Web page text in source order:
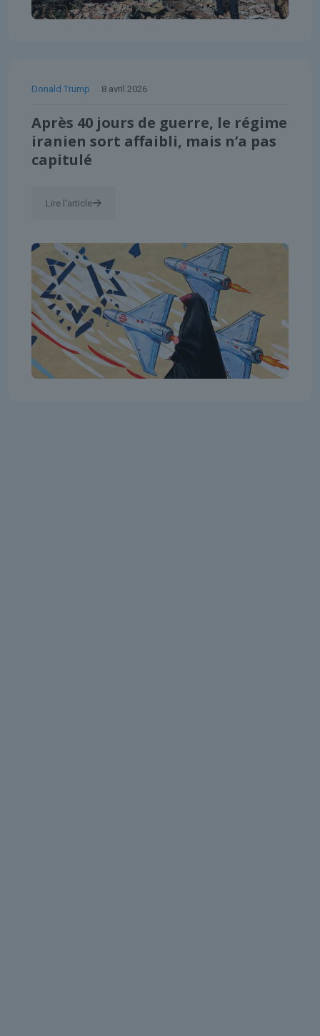
Donald Trump 8 avril 2026
Après 40 jours de guerre, le régime
iranien sort affaibli, mais n’a pas
capitulé
Lire l'article